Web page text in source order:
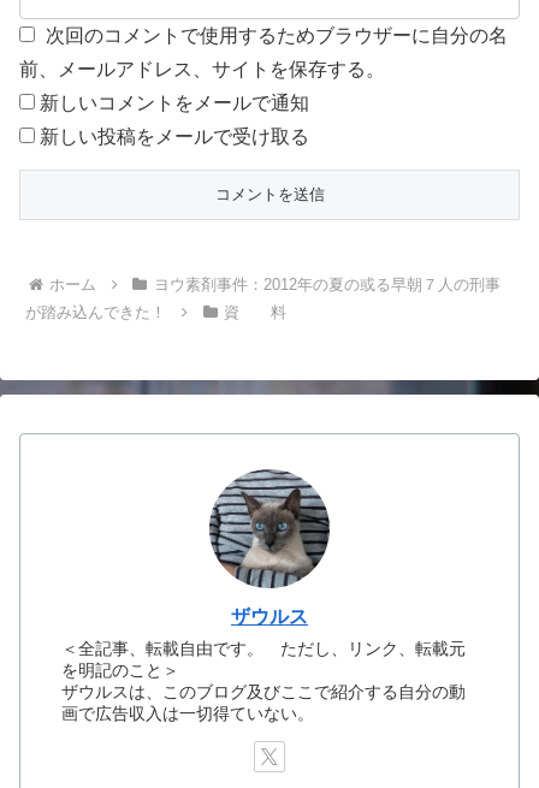
次回のコメントで使用するためブラウザーに自分の名
前、メールアドレス、サイトを保存する。
新しいコメントをメールで通知
新しい投稿をメールで受け取る
ホーム
ヨウ素剤事件：2012年の夏の或る早朝７人の刑事
が踏み込んできた！
資 料
ザウルス
＜全記事、転載自由です。 ただし、リンク、転載元
を明記のこと＞
ザウルスは、このブログ及びここで紹介する自分の動
画で広告収入は一切得ていない。